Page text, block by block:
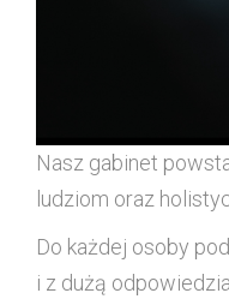
Nasz gabinet
ludziom oraz
Do każdej osoby
i z dużą